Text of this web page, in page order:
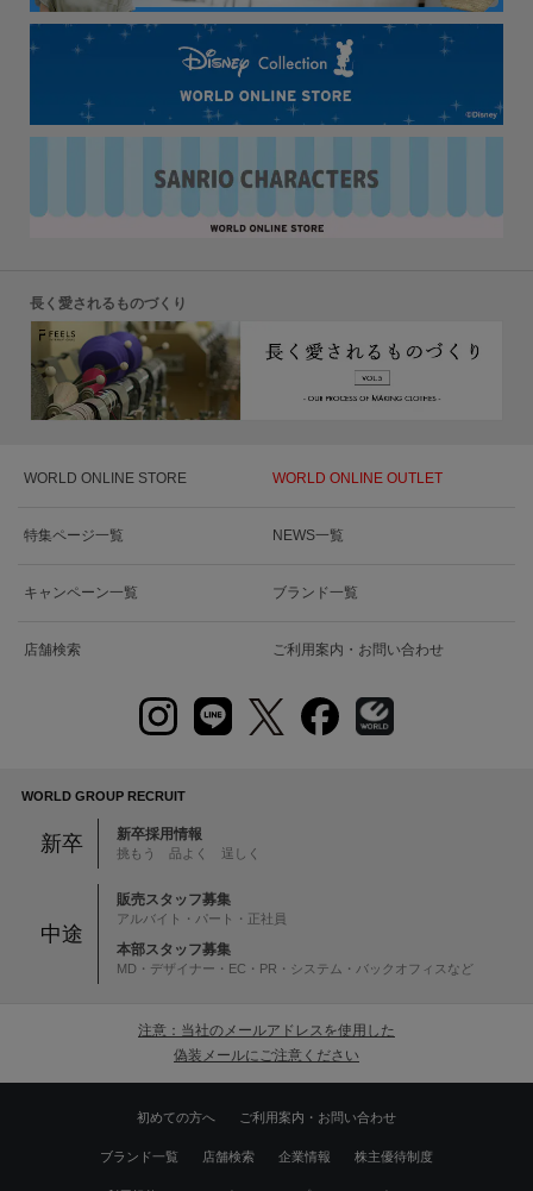
長く愛されるものづくり
WORLD ONLINE STORE WORLD ONLINE OUTLET
特集ページ一覧 NEWS一覧
キャンペーン一覧 ブランド一覧
店舗検索 ご利用案内・お問い合わせ
WORLD GROUP RECRUIT
新卒 新卒採用情報
挑もう 品よく 逞しく
中途
販売スタッフ募集
アルバイト・パート・正社員
本部スタッフ募集
MD・デザイナー・EC・PR・システム・バックオフィスなど
注意：当社のメールアドレスを使用した
偽装メールにご注意ください
初めての方へ ご利用案内・お問い合わせ
ブランド一覧 店舗検索 企業情報 株主優待制度